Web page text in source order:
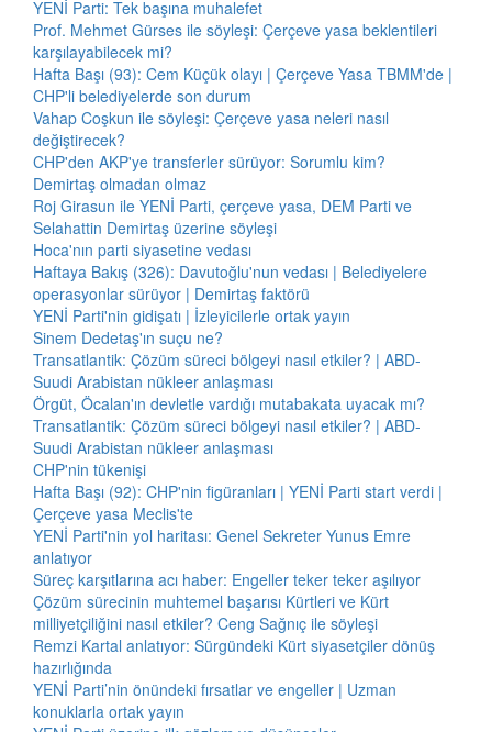
YENİ Parti: Tek başına muhalefet
Prof. Mehmet Gürses ile söyleşi: Çerçeve yasa beklentileri
karşılayabilecek mi?
Hafta Başı (93): Cem Küçük olayı | Çerçeve Yasa TBMM'de |
CHP'li belediyelerde son durum
Vahap Coşkun ile söyleşi: Çerçeve yasa neleri nasıl
değiştirecek?
CHP'den AKP'ye transferler sürüyor: Sorumlu kim?
Demirtaş olmadan olmaz
Roj Girasun ile YENİ Parti, çerçeve yasa, DEM Parti ve
Selahattin Demirtaş üzerine söyleşi
Hoca'nın parti siyasetine vedası
Haftaya Bakış (326): Davutoğlu'nun vedası | Belediyelere
operasyonlar sürüyor | Demirtaş faktörü
YENİ Parti'nin gidişatı | İzleyicilerle ortak yayın
Sinem Dedetaş'ın suçu ne?
Transatlantik: Çözüm süreci bölgeyi nasıl etkiler? | ABD-
Suudi Arabistan nükleer anlaşması
Örgüt, Öcalan'ın devletle vardığı mutabakata uyacak mı?
Transatlantik: Çözüm süreci bölgeyi nasıl etkiler? | ABD-
Suudi Arabistan nükleer anlaşması
CHP'nin tükenişi
Hafta Başı (92): CHP'nin figüranları | YENİ Parti start verdi |
Çerçeve yasa Meclis'te
YENİ Parti'nin yol haritası: Genel Sekreter Yunus Emre
anlatıyor
Süreç karşıtlarına acı haber: Engeller teker teker aşılıyor
Çözüm sürecinin muhtemel başarısı Kürtleri ve Kürt
milliyetçiliğini nasıl etkiler? Ceng Sağnıç ile söyleşi
Remzi Kartal anlatıyor: Sürgündeki Kürt siyasetçiler dönüş
hazırlığında
YENİ Parti’nin önündeki fırsatlar ve engeller | Uzman
konuklarla ortak yayın